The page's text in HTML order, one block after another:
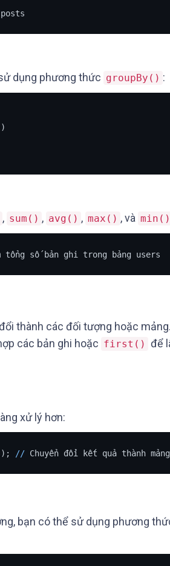
dụng phương thức groupBy() :
, sum() , avg() , max() , và min()
tổng số bản ghi trong bảng users
thành các đối tượng hoặc
các bản ghi hoặc first() để
xử lý hơn:
// Chuyển đổi kết quả thành mảng
bạn có thể sử dụng phương